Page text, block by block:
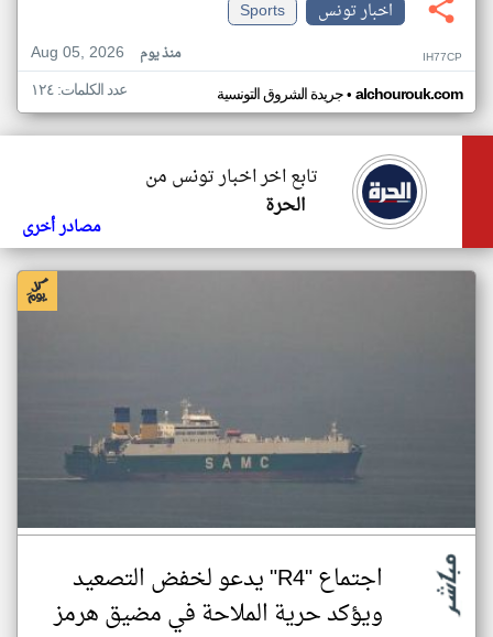
اخبار تونس
Sports
Aug 05, 2026
منذ يوم IH77CP
جريدة الشروق التونسية• alchourouk.com عدد الكلمات: ١٢٤
تابع اخر اخبار تونس من
الحرة
مصادر أخرى
اجتماع "R4" يدعو لخفض التصعيد
ويؤكد حرية الملاحة في مضيق هرمز